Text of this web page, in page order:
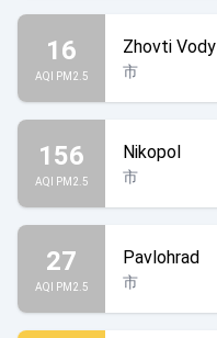
16
AQI PM2.5
Zhovti Vody
市
156
AQI PM2.5
Nikopol
市
27
AQI PM2.5
Pavlohrad
市